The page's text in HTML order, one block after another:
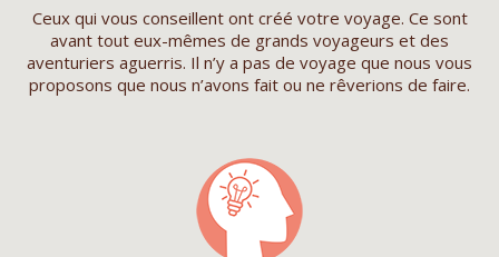
Ceux qui vous conseillent ont créé votre voyage. Ce sont
avant tout eux-mêmes de grands voyageurs et des
aventuriers aguerris. Il n’y a pas de voyage que nous vous
proposons que nous n’avons fait ou ne rêverions de faire.